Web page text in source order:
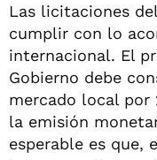
Las licitaciones
cumplir con lo
internacional. El
Gobierno debe
mercado local por
la emisión
esperable es que,